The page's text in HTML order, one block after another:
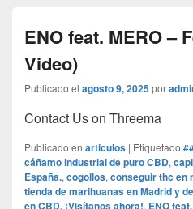
ENO feat. MERO –
Video)
Publicado el agosto 9, 2025por
Contact Us on Threema
Publicado en articulos | Etiquetado
cáñamo industrial de puro CBD,
España., cogollos, conseguir thc en
tienda de marihuanas en Madrid y
en CBD. ¡Visítanos ahora!, ENO